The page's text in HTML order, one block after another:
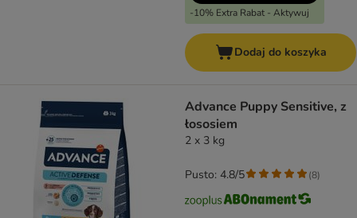
-10% Extra Rabat - Aktywuj
Dodaj do koszyka
Advance Puppy Sensitive, z
łososiem
2 x 3 kg
Pusto: 4.8/5 (8)